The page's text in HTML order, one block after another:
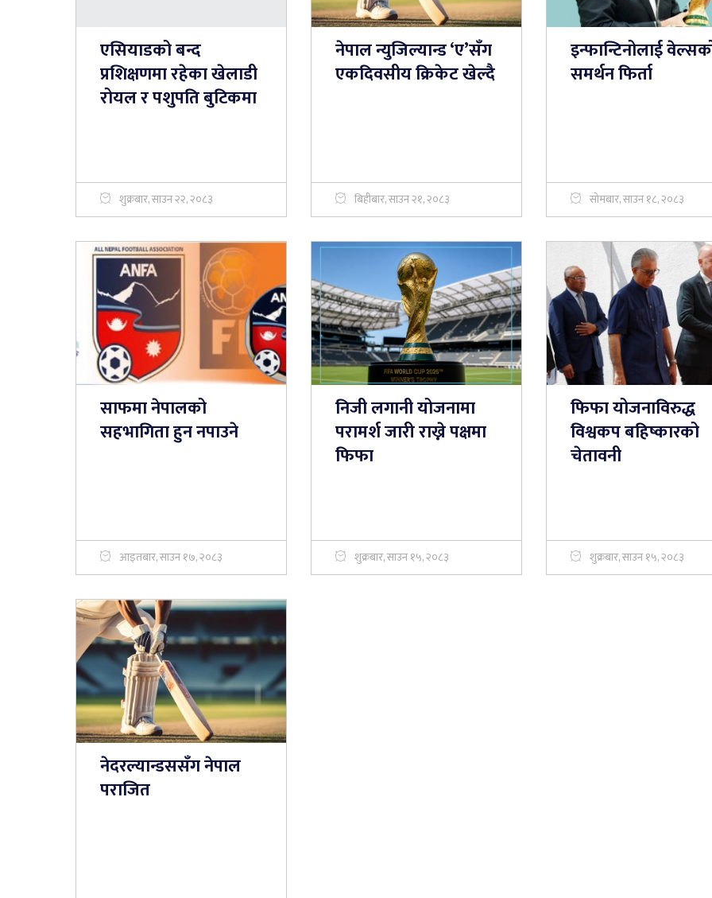
एसियाडको बन्द
प्रशिक्षणमा रहेका खेलाडी
रोयल र पशुपति बुटिकमा
शुक्रबार, साउन २२, २०८३
नेपाल न्युजिल्यान्ड ‘ए’सँग
एकदिवसीय क्रिकेट खेल्दै
बिहीबार, साउन २१, २०८३
इन्फान्टिनोलाई
समर्थन फिर्ता
सोमबार, साउन १८, २०८३
साफमा नेपालको
सहभागिता हुन नपाउने
आइतबार, साउन १७, २०८३
निजी लगानी योजनामा
परामर्श जारी राख्ने पक्षमा
फिफा
शुक्रबार, साउन १५, २०८३
फिफा योजनाविरुद्ध
विश्वकप बहिष्कारको
चेतावनी
शुक्रबार, साउन १५, २०८३
नेदरल्यान्डससँग नेपाल
पराजित